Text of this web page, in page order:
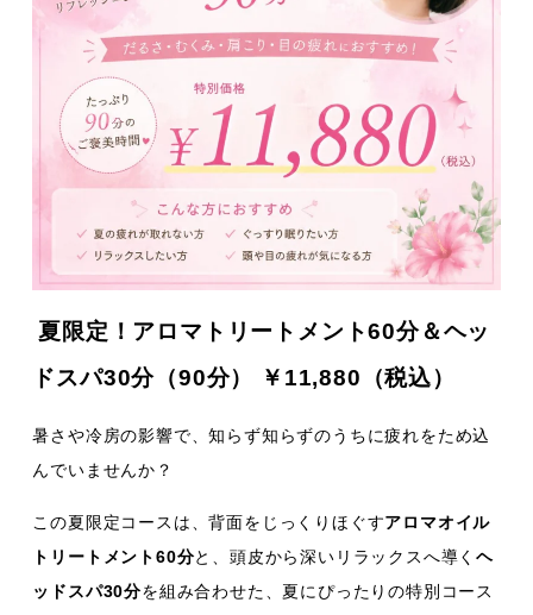
夏限定！アロマトリートメント60分＆ヘッ
ドスパ30分（90分） ￥11,880（税込）
暑さや冷房の影響で、知らず知らずのうちに疲れをため込
んでいませんか？
この夏限定コースは、背面をじっくりほぐすアロマオイル
トリートメント60分と、頭皮から深いリラックスへ導くヘ
ッドスパ30分を組み合わせた、夏にぴったりの特別コース